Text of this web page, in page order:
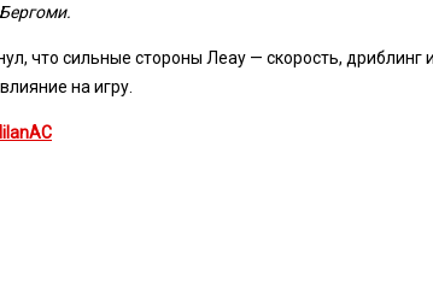
что сильные стороны Леау — скорость,
на игру.